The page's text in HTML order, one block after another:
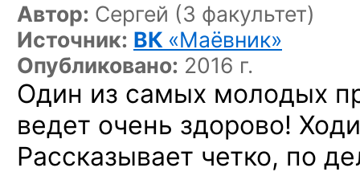
Автор: Сергей (3 факультет)
Источник: ВК «Маёвник»
Опубликовано: 2016 г.
Один из самых молодых
ведет очень здорово!
Рассказывает четко, по